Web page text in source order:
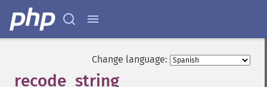
Change language:
recode_string